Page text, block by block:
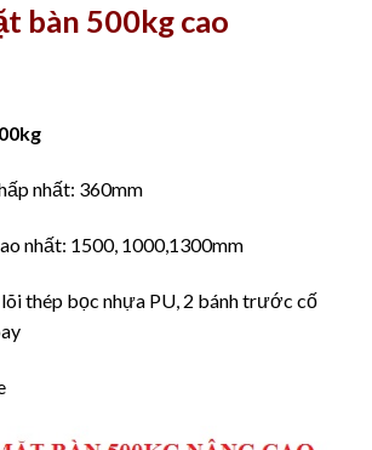
bàn 500kg cao
nhất: 360mm
nhất: 1500, 1000,1300mm
lõi thép bọc nhựa PU, 2 bánh trước cố